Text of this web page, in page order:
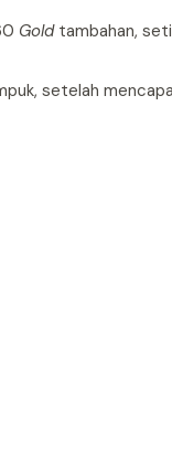
Goldtambahan,
setelah